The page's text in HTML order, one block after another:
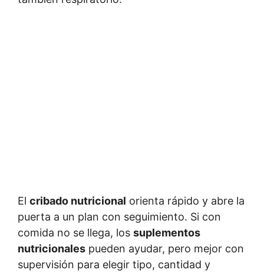
El cribado nutricional orienta rápido y abre la
puerta a un plan con seguimiento. Si con
comida no se llega, los suplementos
nutricionales pueden ayudar, pero mejor con
supervisión para elegir tipo, cantidad y